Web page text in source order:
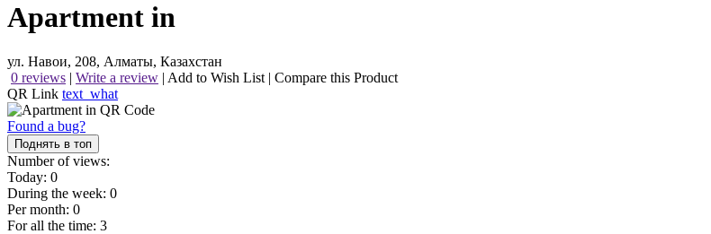
Apartment in
ул. Навои, 208, Алматы, Казахстан
0 reviews | Write a review | Add to Wish List | Compare this Product
QR Link text_what
Found a bug?
Поднять в топ
Number of views:
Today: 0
During the week: 0
Per month: 0
For all the time: 3